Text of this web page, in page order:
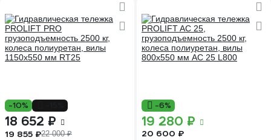
-10%
18 652 ₽
19 855 ₽22 000 ₽
-6%
19 280 ₽
20 600 ₽